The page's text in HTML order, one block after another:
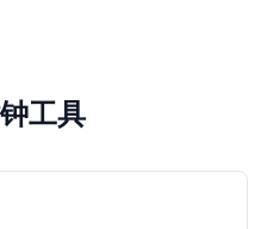
工具